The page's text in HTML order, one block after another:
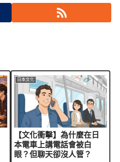
日本文化
【文化衝擊】為什麼在日
本電車上講電話會被白
眼？但聊天卻沒人管？